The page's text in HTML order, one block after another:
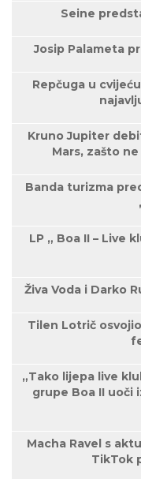
Seine
Josip Palameta
Repčuga u
Kruno Jupiter
Mars, zašto
Banda turizma
LP „ Boa II – Live
Živa Voda i Darko
Tilen Lotrič
„Tako lijepa live
grupe Boa II uoči
Macha Ravel s
TikTok